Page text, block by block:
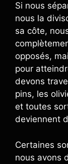
Si nous
nous la
sa côte,
opposés,
pour
devons
pins, les
et toutes
deviennent
Certaines
nous avons